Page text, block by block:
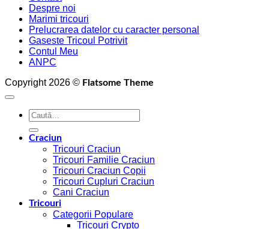
Despre noi
Marimi tricouri
Prelucrarea datelor cu caracter personal
Gaseste Tricoul Potrivit
Contul Meu
ANPC
Copyright 2026 © Flatsome Theme
Caută
după:
Craciun
Tricouri Craciun
Tricouri Familie Craciun
Tricouri Craciun Copii
Tricouri Cupluri Craciun
Cani Craciun
Tricouri
Categorii Populare
Tricouri Crypto